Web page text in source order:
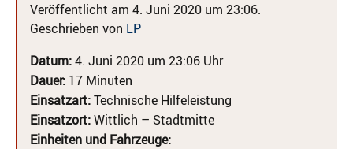
Veröffentlicht am 4. Juni 2020 um 23:06.
Geschrieben von LP
Datum:4. Juni 2020 um 23:06 Uhr
Dauer: 17 Minuten
Einsatzart:Technische Hilfeleistung
Einsatzort:Wittlich – Stadtmitte
Einheiten und Fahrzeuge: